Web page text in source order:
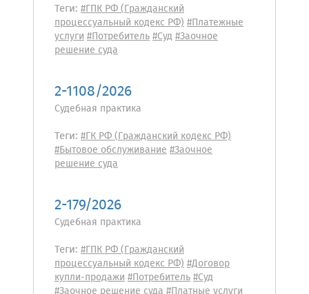
Теги: #ГПК РФ (Гражданский
процессуальный кодекс РФ)#Платежные
услуги#Потребитель#Суд#Заочное
решение суда
2-1108/2026
Судебная практика
Теги: #ГК РФ (Гражданский кодекс РФ)
#Бытовое обслуживание#Заочное
решение суда
2-179/2026
Судебная практика
Теги: #ГПК РФ (Гражданский
процессуальный кодекс РФ)#Договор
купли-продажи#Потребитель#Суд